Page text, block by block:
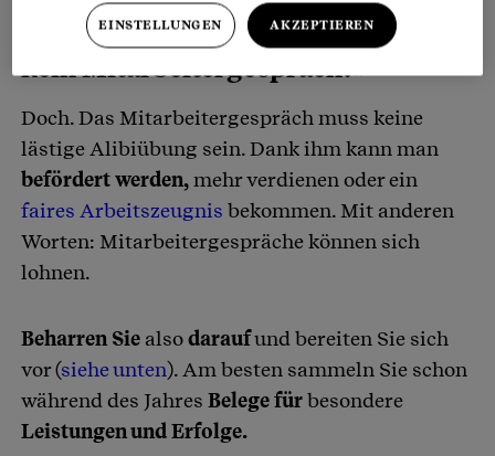
Artikel teilen
Chefin: «Wir brauchen doch gar
kein Mitarbeitergespräch!»
Doch. Das Mitarbeitergespräch muss keine
lästige Alibiübung sein. Dank ihm kann man
befördert werden,mehr verdienen oder ein
faires Arbeitszeugnis bekommen. Mit anderen
Worten: Mitarbeitergespräche können sich
lohnen.
Beharren Sie alsodaraufund bereiten Sie sich
vor (siehe unten). Am besten sammeln Sie schon
während des Jahres Belege fürbesondere
Leistungen und Erfolge.
EINSTELLUNGEN AKZEPTIEREN